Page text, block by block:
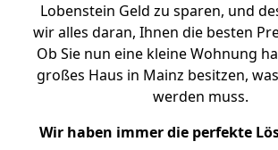
Lobenstein Geld zu sparen, und
wir alles daran, Ihnen die besten
Ob Sie nun eine kleine Wohnung
großes Haus in Mainz besitzen,
werden muss.
Wir haben immer die perfekte